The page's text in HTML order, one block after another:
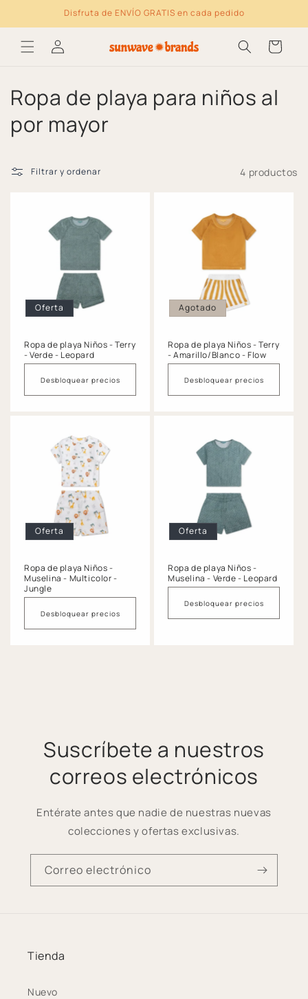
Ir directamente alDisfruta de ENVÍO GRATIS en cada pedido
Log
in
Carrito
C
o
e
Ropa de playa para niños al
por mayor
Filtrar y ordenar 4 productos
Oferta
Ropa de playa Niños - Terry
- Verde - Leopard
Desbloquear precios
Agotado
Ropa de playa Niños - Terry
- Amarillo/Blanco - Flow
Desbloquear precios
Oferta
Ropa de playa Niños -
Muselina - Multicolor -
Jungle
Desbloquear precios
Oferta
Ropa de playa Niños -
Muselina - Verde - Leopard
Desbloquear precios
Suscríbete a nuestros
correos electrónicos
Entérate antes que nadie de nuestras nuevas
colecciones y ofertas exclusivas.
Correo electrónico
Tienda
Nuevo